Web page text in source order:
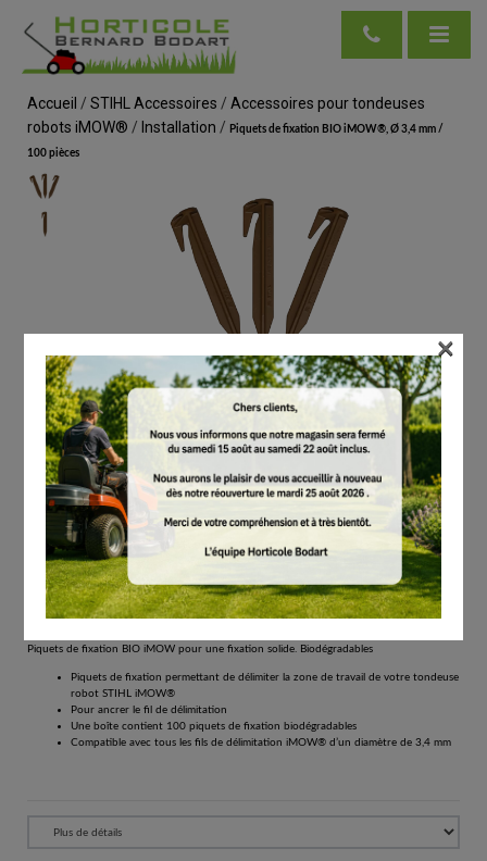
Accueil / STIHL Accessoires / Accessoires pour tondeuses
robots iMOW® / Installation / Piquets de fixation BIO iMOW®, Ø 3,4 mm /
100 pièces
voir en taille réelle
STIHL
Piquets de fixation BIO iMOW®, Ø 3,4 mm /
100 pièces
# IA000071001
Installation
39.90
Tous les prix comprennent la TVA de 21%.
Réserver
Piquets de fixation BIO iMOW pour une fixation solide. Biodégradables
Piquets de fixation permettant de délimiter la zone de travail de votre tondeuse
robot STIHL iMOW®
Pour ancrer le fil de délimitation
Une boîte contient 100 piquets de fixation biodégradables
Compatible avec tous les fils de délimitation iMOW® d’un diamètre de 3,4 mm
×